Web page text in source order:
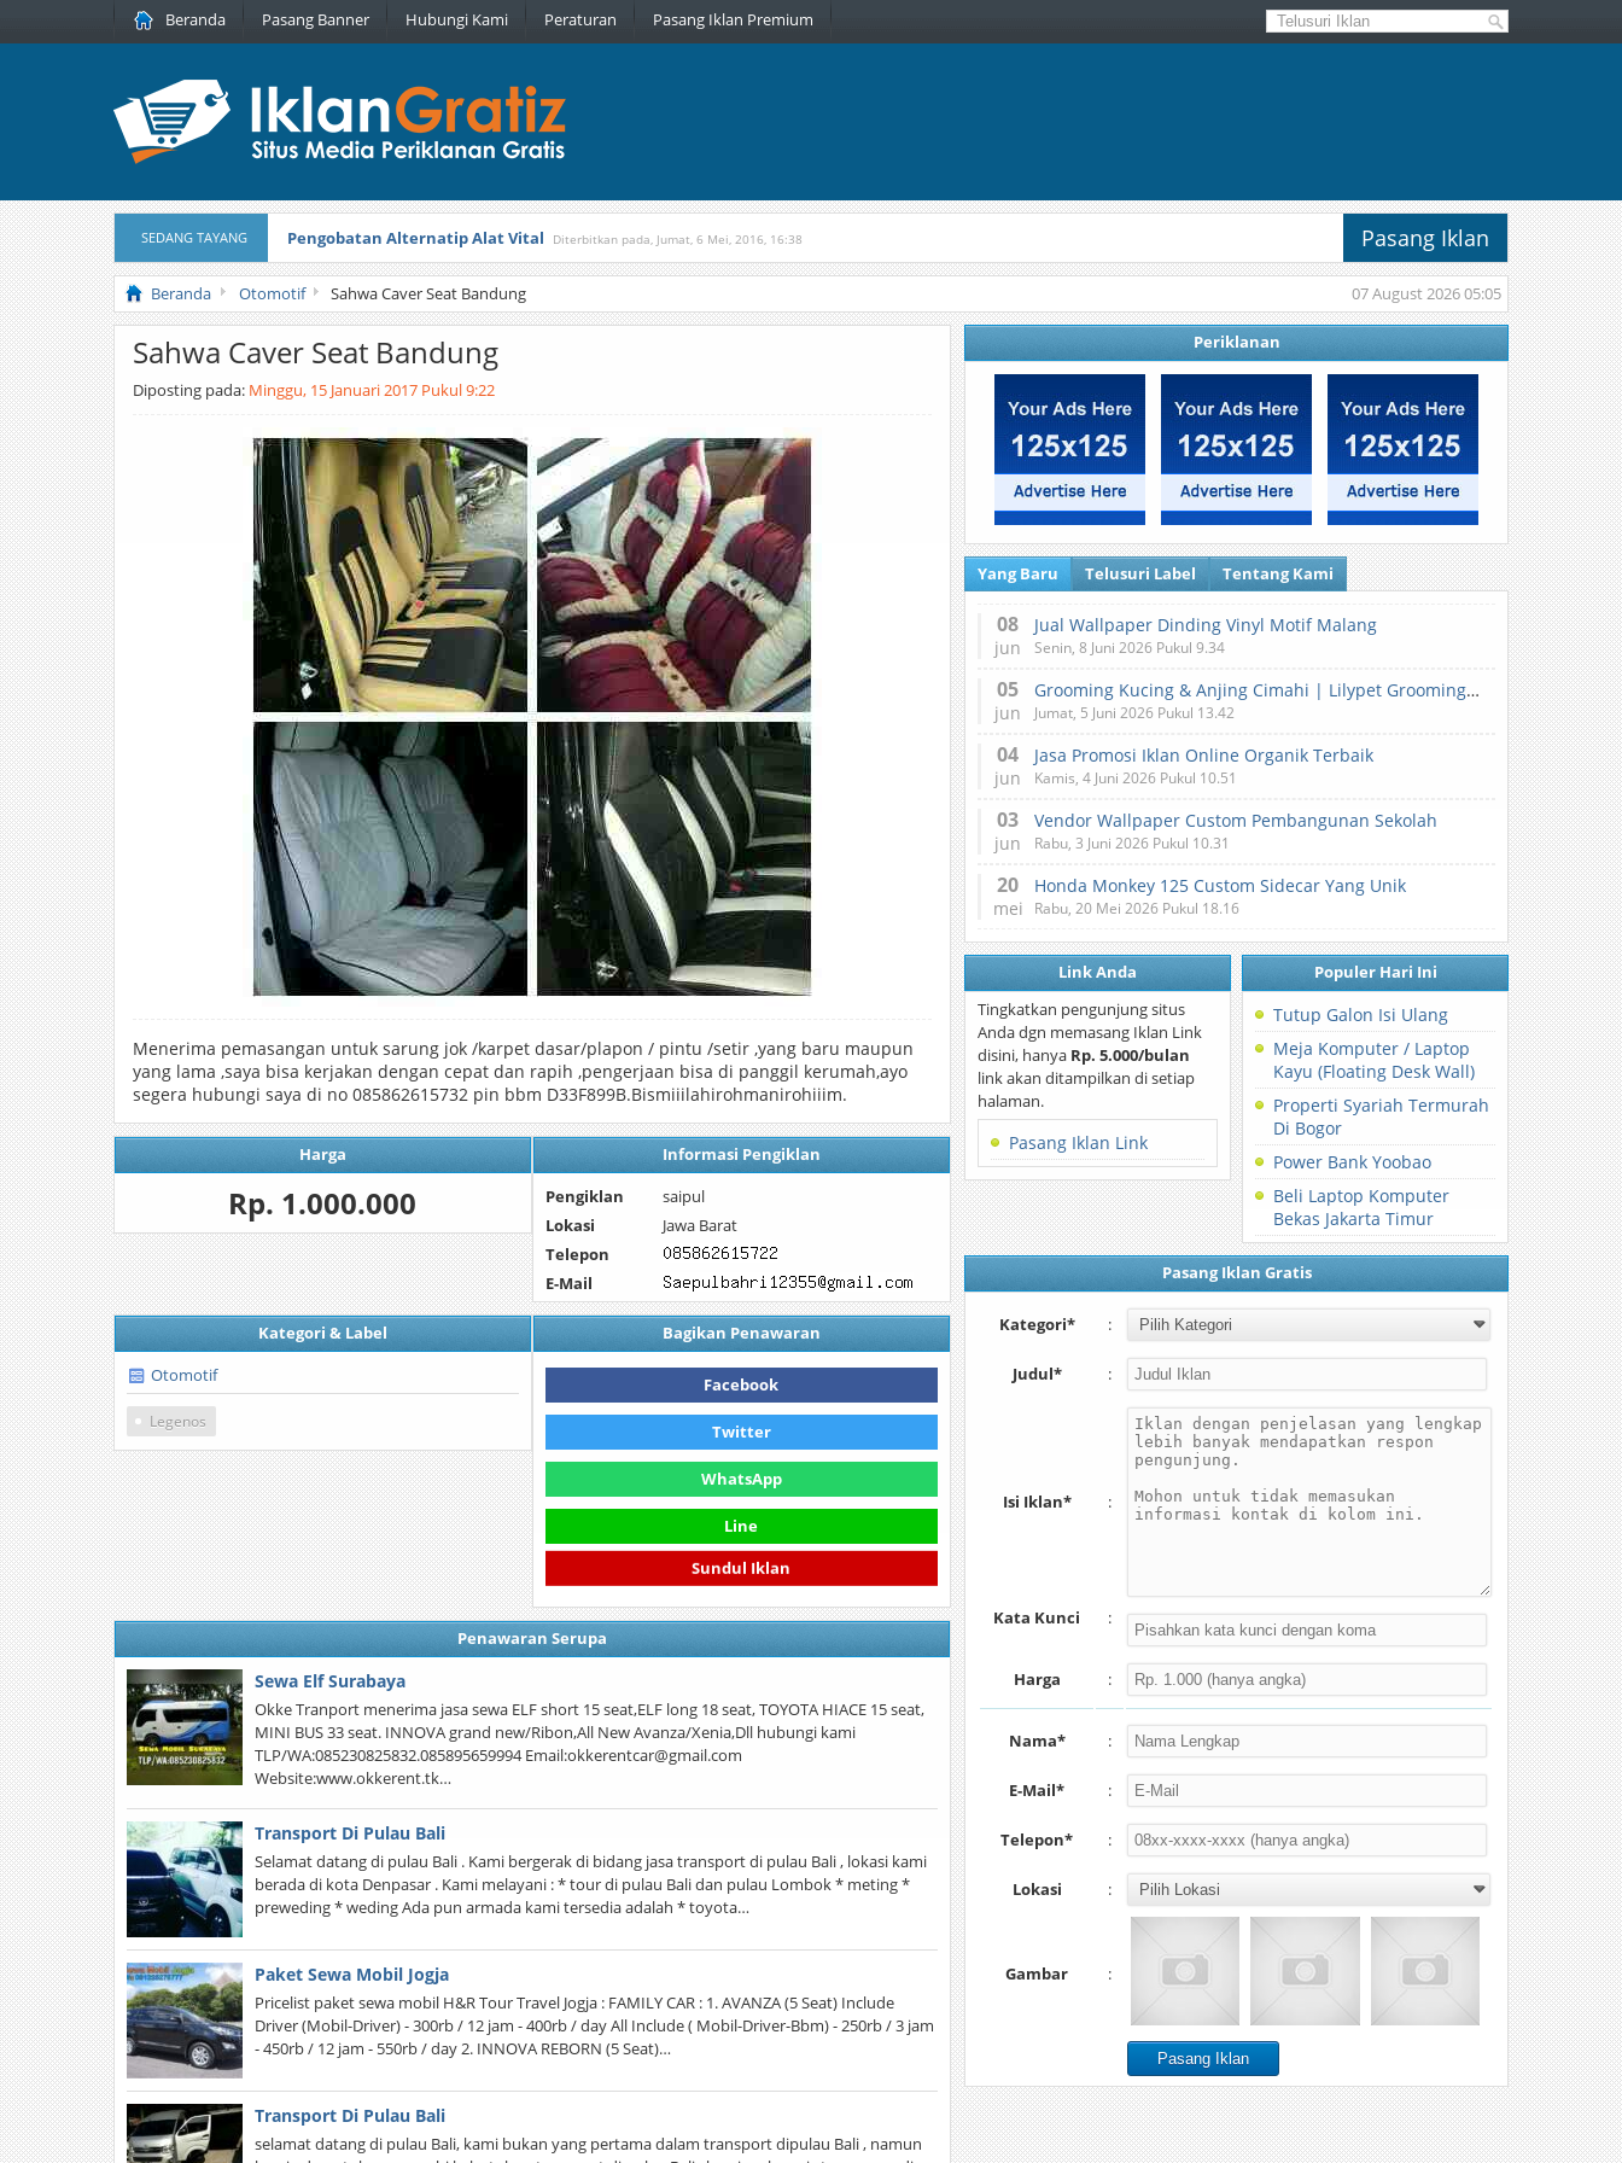
Beranda Pasang Banner Hubungi Kami Peraturan Pasang Iklan Premium
SEDANG TAYANG Pasang Iklan
Pengobatan Alternatip Alat Vital Diterbitkan pada, Jumat, 6 Mei, 2016, 16:38
Pita Cantik Pesona Diterbitkan pada, Kamis, 16 Februari, 2017, 21:34 07 August 2026 05:05
Beranda Otomotif Sahwa Caver Seat Bandung
Sahwa Caver Seat Bandung
Diposting pada: Minggu, 15 Januari 2017 Pukul 9:22
Menerima pemasangan untuk sarung jok /karpet dasar/plapon / pintu /setir ,yang baru maupun
yang lama ,saya bisa kerjakan dengan cepat dan rapih ,pengerjaan bisa di panggil kerumah,ayo
segera hubungi saya di no 085862615732 pin bbm D33F899B.Bismiiilahirohmanirohiiim.
Harga
Rp. 1.000.000
Informasi Pengiklan
Pengiklan
saipul
Lokasi
Jawa Barat
Telepon
E-Mail
Kategori & Label
Otomotif
Legenos
Bagikan Penawaran
Facebook
Twitter
WhatsApp
Line
Sundul Iklan
Penawaran Serupa
Sewa Elf Surabaya
Okke Tranport menerima jasa sewa ELF short 15 seat,ELF long 18 seat, TOYOTA HIACE 15 seat,
MINI BUS 33 seat. INNOVA grand new/Ribon,All New Avanza/Xenia,Dll hubungi kami
TLP/WA:085230825832.085895659994 Email:okkerentcar@gmail.com
Website:www.okkerent.tk…
Transport Di Pulau Bali
Selamat datang di pulau Bali . Kami bergerak di bidang jasa transport di pulau Bali , lokasi kami
berada di kota Denpasar . Kami melayani : * tour di pulau Bali dan pulau Lombok * meting *
preweding * weding Ada pun armada kami tersedia adalah * toyota…
Paket Sewa Mobil Jogja
Pricelist paket sewa mobil H&R Tour Travel Jogja : FAMILY CAR : 1. AVANZA (5 Seat) Include
Driver (Mobil-Driver) - 300rb / 12 jam - 400rb / day All Include ( Mobil-Driver-Bbm) - 250rb / 3 jam
- 450rb / 12 jam - 550rb / day 2. INNOVA REBORN (5 Seat)…
Transport Di Pulau Bali
selamat datang di pulau Bali, kami bukan yang pertama dalam transport dipulau Bali , namun
Periklanan
Yang Baru Telusuri Label Tentang Kami
08
jun
Jual Wallpaper Dinding Vinyl Motif Malang
Senin, 8 Juni 2026 Pukul 9.34
05
jun
Grooming Kucing & Anjing Cimahi | Lilypet Grooming & Pet Hotel
Jumat, 5 Juni 2026 Pukul 13.42
04
jun
Jasa Promosi Iklan Online Organik Terbaik
Kamis, 4 Juni 2026 Pukul 10.51
03
jun
Vendor Wallpaper Custom Pembangunan Sekolah
Rabu, 3 Juni 2026 Pukul 10.31
20
mei
Honda Monkey 125 Custom Sidecar Yang Unik
Rabu, 20 Mei 2026 Pukul 18.16
Link Anda
Tingkatkan pengunjung situs
Anda dgn memasang Iklan Link
disini, hanya Rp. 5.000/bulan
link akan ditampilkan di setiap
halaman.
Pasang Iklan Link
Populer Hari Ini
Tutup Galon Isi Ulang
Meja Komputer / Laptop
Kayu (Floating Desk Wall)
Properti Syariah Termurah
Di Bogor
Power Bank Yoobao
Beli Laptop Komputer
Bekas Jakarta Timur
Pasang Iklan Gratis
Kategori* :
Judul* :
Isi Iklan* :
Kata Kunci :
Harga :
Nama* :
E-Mail* :
Telepon* :
Lokasi :
Gambar :